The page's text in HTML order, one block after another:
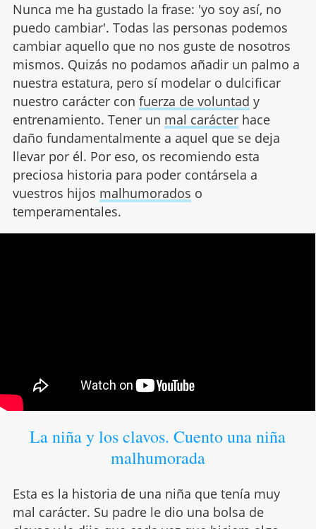
Nunca me ha gustado la frase: 'yo soy así, no
puedo cambiar'. Todas las personas podemos
cambiar aquello que no nos guste de nosotros
mismos. Quizás no podamos añadir un palmo a
nuestra estatura, pero sí modelar o dulcificar
nuestro carácter con fuerza de voluntad y
entrenamiento. Tener un mal carácterhace
daño fundamentalmente a aquel que se deja
llevar por él. Por eso, os recomiendo esta
preciosa historia para poder contársela a
vuestros hijos malhumorados o
temperamentales.
La niña y los clavos. Cuento una niña
malhumorada
Esta es la historia de una niña que tenía muy
mal carácter. Su padre le dio una bolsa de